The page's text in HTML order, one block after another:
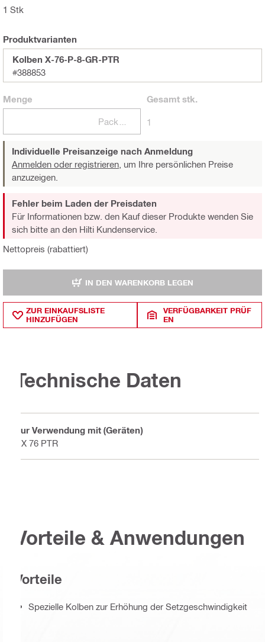
1 Stk
Produktvarianten
Kolben X-76-P-8-GR-PTR
#388853
Menge Gesamtstk.
1
Individuelle Preisanzeige nach Anmeldung
Anmelden oder registrieren, um Ihre persönlichen Preise
anzuzeigen.
Nettopreis (rabattiert)
Fehler beim Laden der Preisdaten
Für Informationen bzw. den Kauf dieser Produkte wenden Sie
sich bitte an den Hilti Kundenservice.
IN DEN WARENKORB LEGEN
ZUR EINKAUFSLISTE
HINZUFÜGEN
VERFÜGBARKEIT PRÜF
EN
Technische Daten
Zur Verwendung mit (Geräten)
DX 76 PTR
Vorteile & Anwendungen
Vorteile
Spezielle Kolben zur Erhöhung der Setzgeschwindigkeit